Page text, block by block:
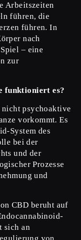
Arbeitszeiten
führen, die
führen. In
nach
– eine
zur
funktioniert es?
psychoaktive
vorkommt. Es
System des
bei der
und der
Prozesse
und
CBD beruht auf
sich an